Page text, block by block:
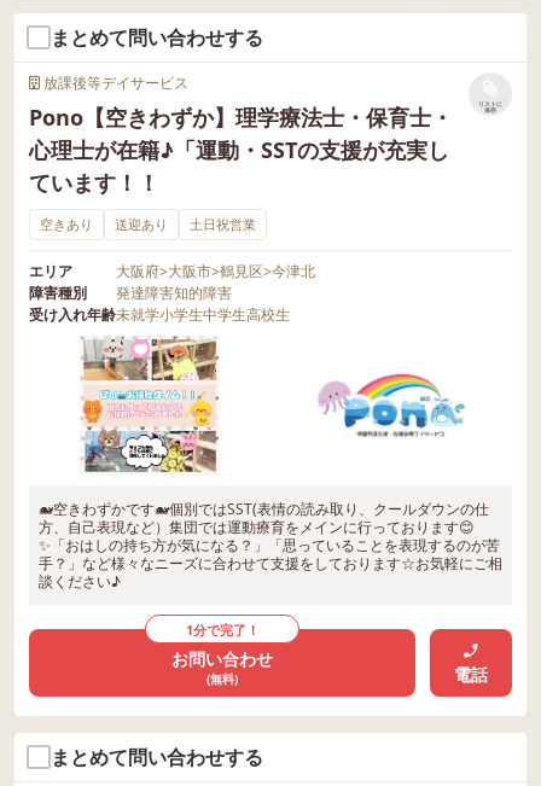
まとめて問い合わせする
放課後等デイサービス
Pono【空きわずか】理学療法士・保育士・
心理士が在籍♪「運動・SSTの支援が充実し
ています！！
リストに
保存
空きあり 送迎あり 土日祝営業
エリア 大阪府>大阪市>鶴見区>今津北
障害種別
発達障害知的障害
受け入れ年齢未就学小学生中学生高校生
🐋空きわずかです🐋個別ではSST(表情の読み取り、クールダウンの仕
方、自己表現など）集団では運動療育をメインに行っております😊
✨「おはしの持ち方が気になる？」「思っていることを表現するのが苦
手？」など様々なニーズに合わせて支援をしております☆お気軽にご相
談ください♪
1分で完了！
お問い合わせ
(無料) 電話
まとめて問い合わせする